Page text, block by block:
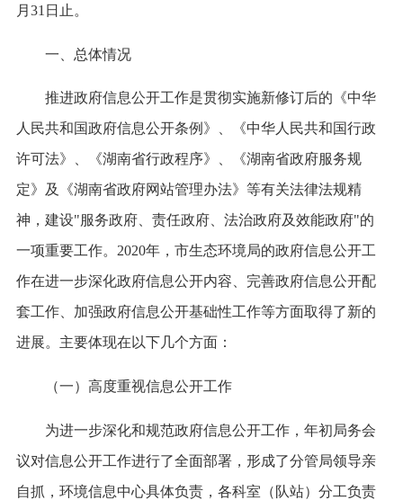
月31日止。
一、总体情况
推进政府信息公开工作是贯彻实施新修订后的《中华
人民共和国政府信息公开条例》、《中华人民共和国行政
许可法》、《湖南省行政程序》、《湖南省政府服务规
定》及《湖南省政府网站管理办法》等有关法律法规精
神，建设"服务政府、责任政府、法治政府及效能政府"的
一项重要工作。2020年，市生态环境局的政府信息公开工
作在进一步深化政府信息公开内容、完善政府信息公开配
套工作、加强政府信息公开基础性工作等方面取得了新的
进展。主要体现在以下几个方面：
（一）高度重视信息公开工作
为进一步深化和规范政府信息公开工作，年初局务会
议对信息公开工作进行了全面部署，形成了分管局领导亲
自抓，环境信息中心具体负责，各科室（队站）分工负责